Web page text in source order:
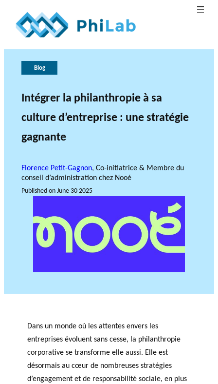
What is
hropy?
T
PHILANTHROPIC
TRAINING
DATABASE
PhiLab
G
Financi
al
partner
s
News
Events
Research Axes
RESEARCH PROJECTS
THE PHILAB NETWORK
SUPPORTS THREE TYPES
OF RESEARCH ALONG 5
RESEARCH AXES.
Apply for
funding
tions
JOURNAL
THE PHILANTHROPIC YEAR
VIDEOS
Blog
Intégrer la philanthropie à sa
culture d’entreprise : une stratégie
gagnante
Florence Petit-Gagnon, Co-initiatrice & Membre du
conseil d’administration chez Nooé
Published onJune 30 2025
Dans un monde où les attentes envers les
entreprises évoluent sans cesse, la philanthropie
corporative se transforme elle aussi. Elle est
désormais au cœur de nombreuses stratégies
d’engagement et de responsabilité sociale, en plus